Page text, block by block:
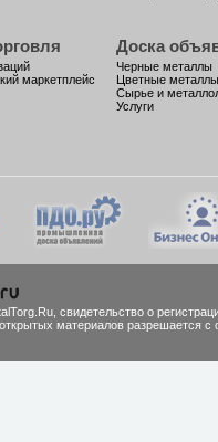
маркетплейс
Доска
Черные металлы
Цветные металлы
Сырье и
Услуги
cвидетельство о
материалов разрешается с